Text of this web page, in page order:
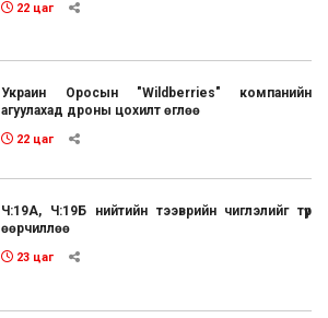
22 цаг
Украин Оросын "Wildberries" компанийн
агуулахад дроны цохилт өглөө
22 цаг
Ч:19А, Ч:19Б нийтийн тээврийн чиглэлийг түр
өөрчиллөө
23 цаг